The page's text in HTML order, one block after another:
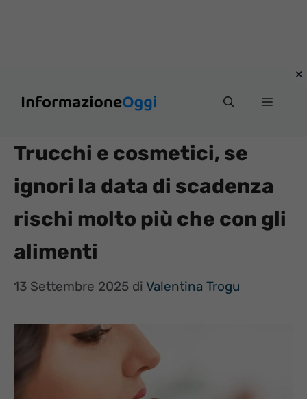
Menu
Trucchi e cosmetici, se
ignori la data di scadenza
rischi molto più che con gli
alimenti
13 Settembre 2025 di Valentina Trogu